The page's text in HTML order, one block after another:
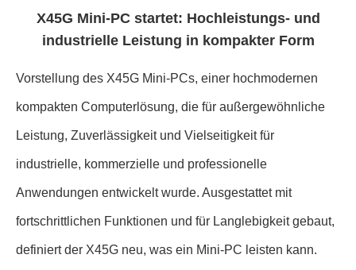
X45G Mini-PC startet: Hochleistungs- und
industrielle Leistung in kompakter Form
Vorstellung des X45G Mini-PCs, einer hochmodernen
kompakten Computerlösung, die für außergewöhnliche
Leistung, Zuverlässigkeit und Vielseitigkeit für
industrielle, kommerzielle und professionelle
Anwendungen entwickelt wurde. Ausgestattet mit
fortschrittlichen Funktionen und für Langlebigkeit gebaut,
definiert der X45G neu, was ein Mini-PC leisten kann.